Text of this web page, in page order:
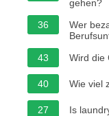
gehen?
36
Wer
43
Wird die
40 Wie viel
27 Is